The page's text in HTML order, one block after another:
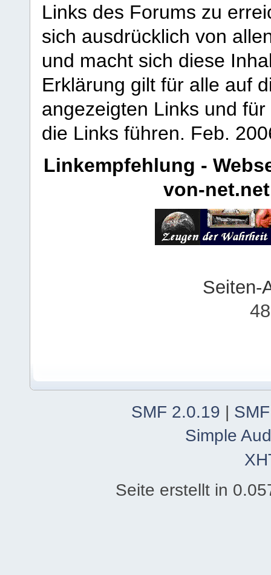
Links des Forums zu
sich ausdrücklich von
und macht sich diese
Erklärung gilt für alle auf
angezeigten Links und
die Links führen. Feb.
Linkempfehlung -
von-net.net
Seiten-
SMF 2.0.19 |
Simple
Seite erstellt in